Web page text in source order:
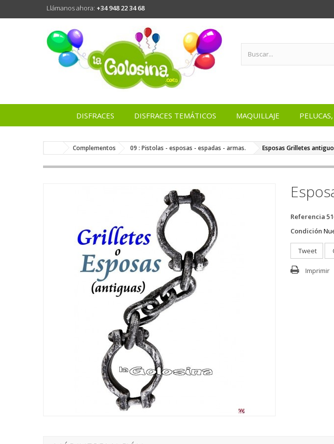
Llámanos ahora: +34 948 22 34 68
DISFRACES DISFRACES TEMÁTICOS MAQUILLAJE
Complementos 09 : Pistolas - esposas - espadas - armas. Esposas Grilletes
Referencia
Condición
Tweet
Imprimir